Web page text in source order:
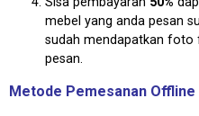
mebel yang anda pesan
sudah mendapatkan foto
pesan.
Metode Pemesanan Offline